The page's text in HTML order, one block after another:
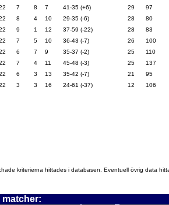
7 8 7 41-35 (+6) 29
97
8 4 10 29-35 (-6) 28
80
9 1 12 37-59 (-22) 28
83
7 5 10 36-43 (-7) 26
100
6 7 9 35-37 (-2) 25
110
7 4 11 45-48 (-3) 25
137
6 3 13 35-42 (-7) 21
95
3 3 16 24-61 (-37) 12 106
kriterierna hittades i databasen. Eventuell övrig data
matcher: